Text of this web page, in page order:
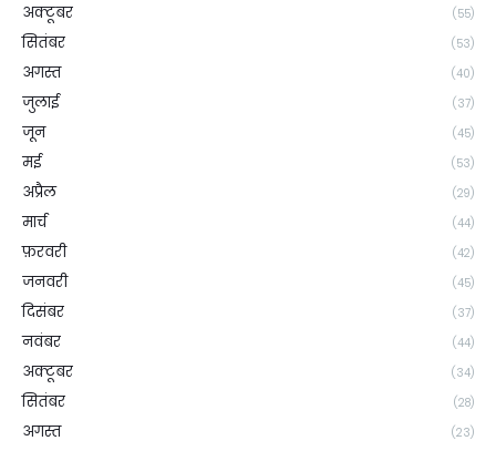
अक्टूबर (55)
सितंबर (53)
अगस्त (40)
जुलाई (37)
जून (45)
मई (53)
अप्रैल (29)
मार्च (44)
फ़रवरी (42)
जनवरी (45)
दिसंबर (37)
नवंबर (44)
अक्टूबर (34)
सितंबर (28)
अगस्त (23)